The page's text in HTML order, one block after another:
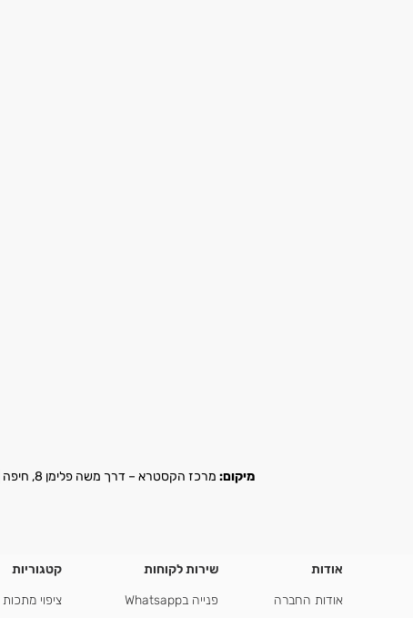
מיקום: מרכז הקסטרא – דרך משה פלימן 8, חיפה |
אודות
אודות החברה
שירות לקוחות
פנייה בWhatsapp
קטגוריות
ציפוי